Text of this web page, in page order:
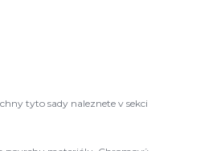
tyto sady naleznete v sekci